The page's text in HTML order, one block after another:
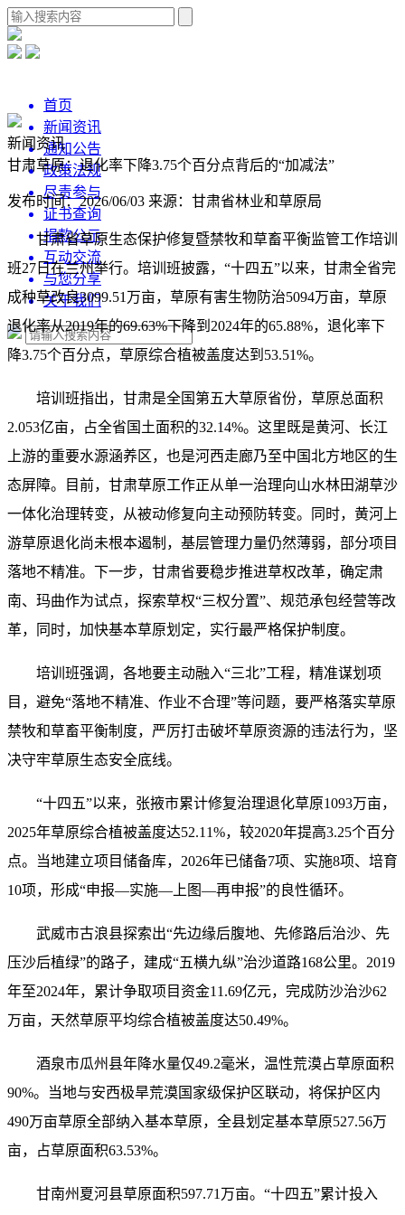
首页
新闻资讯
通知公告
政策法规
尽责参与
证书查询
捐款公示
互动交流
与您分享
关于我们
新闻资讯
甘肃草原：退化率下降3.75个百分点背后的“加减法”
发布时间：2026/06/03 来源：甘肃省林业和草原局
甘肃省草原生态保护修复暨禁牧和草畜平衡监管工作培训
班27日在兰州举行。培训班披露，“十四五”以来，甘肃全省完
成种草改良3099.51万亩，草原有害生物防治5094万亩，草原
退化率从2019年的69.63%下降到2024年的65.88%，退化率下
降3.75个百分点，草原综合植被盖度达到53.51%。
培训班指出，甘肃是全国第五大草原省份，草原总面积
2.053亿亩，占全省国土面积的32.14%。这里既是黄河、长江
上游的重要水源涵养区，也是河西走廊乃至中国北方地区的生
态屏障。目前，甘肃草原工作正从单一治理向山水林田湖草沙
一体化治理转变，从被动修复向主动预防转变。同时，黄河上
游草原退化尚未根本遏制，基层管理力量仍然薄弱，部分项目
落地不精准。下一步，甘肃省要稳步推进草权改革，确定肃
南、玛曲作为试点，探索草权“三权分置”、规范承包经营等改
革，同时，加快基本草原划定，实行最严格保护制度。
培训班强调，各地要主动融入“三北”工程，精准谋划项
目，避免“落地不精准、作业不合理”等问题，要严格落实草原
禁牧和草畜平衡制度，严厉打击破坏草原资源的违法行为，坚
决守牢草原生态安全底线。
“十四五”以来，张掖市累计修复治理退化草原1093万亩，
2025年草原综合植被盖度达52.11%，较2020年提高3.25个百分
点。当地建立项目储备库，2026年已储备7项、实施8项、培育
10项，形成“申报—实施—上图—再申报”的良性循环。
武威市古浪县探索出“先边缘后腹地、先修路后治沙、先
压沙后植绿”的路子，建成“五横九纵”治沙道路168公里。2019
年至2024年，累计争取项目资金11.69亿元，完成防沙治沙62
万亩，天然草原平均综合植被盖度达50.49%。
酒泉市瓜州县年降水量仅49.2毫米，温性荒漠占草原面积
90%。当地与安西极旱荒漠国家级保护区联动，将保护区内
490万亩草原全部纳入基本草原，全县划定基本草原527.56万
亩，占草原面积63.53%。
甘南州夏河县草原面积597.71万亩。“十四五”累计投入